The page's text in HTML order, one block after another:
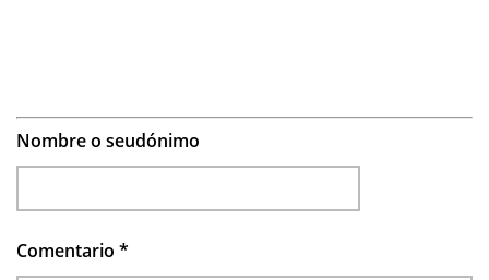
Nombre o seudónimo
Comentario *